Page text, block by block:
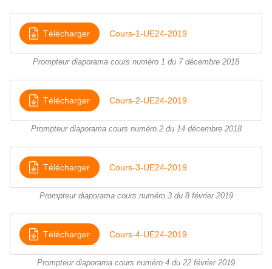
Télécharger Cours-1-UE24-2019
Prompteur diaporama cours numéro 1 du 7 décembre 2018
Télécharger Cours-2-UE24-2019
Prompteur diaporama cours numéro 2 du 14 décembre 2018
Télécharger Cours-3-UE24-2019
Prompteur diaporama cours numéro 3 du 8 février 2019
Télécharger Cours-4-UE24-2019
Prompteur diaporama cours numéro 4 du 22 février 2019